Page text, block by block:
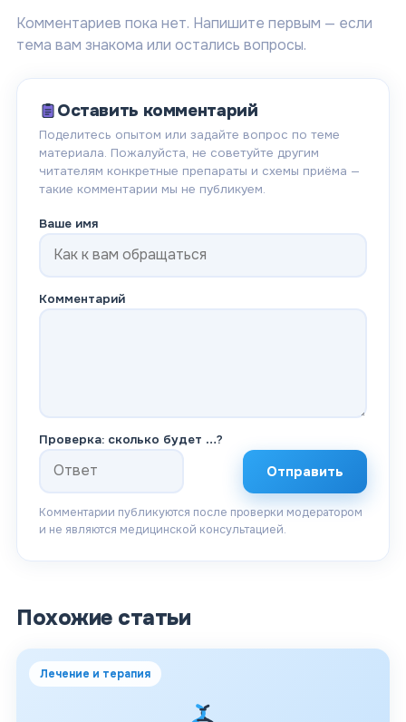
Комментариев пока нет. Напишите первым — если
тема вам знакома или остались вопросы.
Оставить комментарий
Поделитесь опытом или задайте вопрос по теме
материала. Пожалуйста, не советуйте другим
читателям конкретные препараты и схемы приёма —
такие комментарии мы не публикуем.
Ваше имя
Комментарий
Проверка: сколько будет …?
Отправить
Комментарии публикуются после проверки модератором
и не являются медицинской консультацией.
Похожие статьи
Лечение и терапия